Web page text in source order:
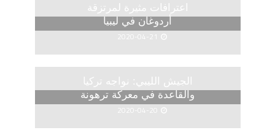
اعترافات مثيرة لمرتزقة
أردوغان في ليبيا
2020-04-21
الجيش الليبي: نواجه تركيا
والقاعدة في معركة ترهونة
2020-04-20